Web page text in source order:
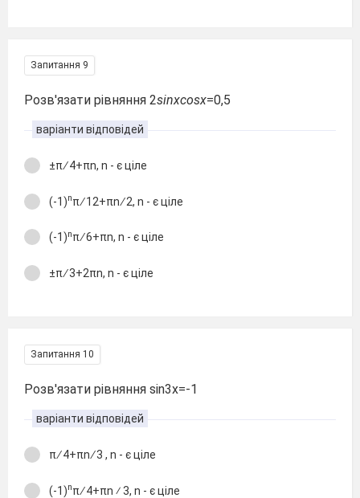
Запитання 9
Розв'язати рівняння 2sinxcosx=0,5
варіанти відповідей
±π ∕ 4+πn, n - є ціле
(-1)nπ ∕ 12+πn ∕ 2, n - є ціле
(-1)nπ ∕ 6+πn, n - є ціле
±π ∕ 3+2πn, n - є ціле
Запитання 10
Розв'язати рівняння sin3x=-1
варіанти відповідей
π ∕ 4+πn ∕ 3 , n - є ціле
(-1)nπ ∕ 4+πn ⁄ 3, n - є ціле